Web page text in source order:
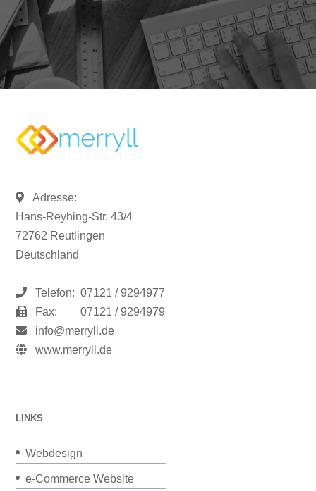
Adresse:
Hans-Reyhing-Str. 43/4
72762 Reutlingen
Deutschland
Telefon: 07121 / 9294977
Fax:
07121 / 9294979
info@merryll.de
www.merryll.de
LINKS
Webdesign
e-Commerce Website